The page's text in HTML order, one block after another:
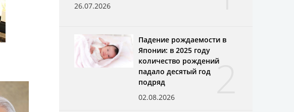
26.07.2026
2
Падение рождаемости в
Японии: в 2025 году
количество рождений
падало десятый год
подряд
02.08.2026